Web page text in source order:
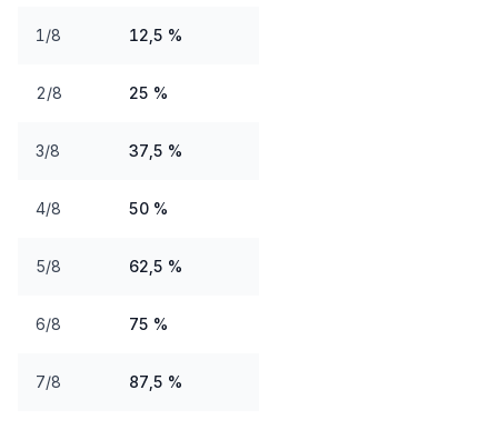
1/8 12,5 %
2/8 25 %
3/8 37,5 %
4/8 50 %
5/8 62,5 %
6/8 75 %
7/8 87,5 %